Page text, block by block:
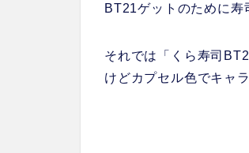
BT21ゲットのために寿
それでは「くら寿司
けどカプセル色でキャ